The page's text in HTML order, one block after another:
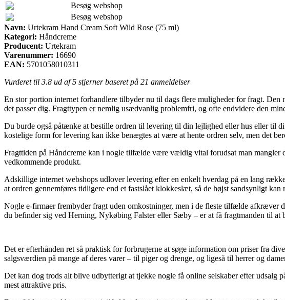
Besøg webshop
Besøg webshop
Navn: Urtekram Hand Cream Soft Wild Rose (75 ml)
Kategori: Håndcreme
Producent: Urtekram
Varenummer: 16690
EAN: 5701058010311
Vurderet til 3.8 ud af 5 stjerner baseret på 21 anmeldelser
En stor portion internet forhandlere tilbyder nu til dags flere muligheder for fragt.
det passer dig. Fragttypen er nemlig usædvanlig problemfri, og ofte endvidere den
Du burde også påtænke at bestille ordren til levering til din lejlighed eller hus eller til
kostelige form for levering kan ikke benægtes at være at hente ordren selv, men det
Fragttiden på Håndcreme kan i nogle tilfælde være vældig vital forudsat man mangler
vedkommende produkt.
Adskillige internet webshops udlover levering efter en enkelt hverdag på en lang
at ordren gennemføres tidligere end et fastslået klokkeslæt, så de højst sandsynligt
Nogle e-firmaer frembyder fragt uden omkostninger, men i de fleste tilfælde afkræver
du befinder sig ved Herning, Nykøbing Falster eller Sæby – er at få fragtmanden til at
Det er efterhånden ret så praktisk for forbrugerne at søge information om priser fra
salgsværdien på mange af deres varer – til piger og drenge, og ligeså til herrer og
Det kan dog trods alt blive udbytterigt at tjekke nogle få online selskaber efter udsalg
mest attraktive pris.